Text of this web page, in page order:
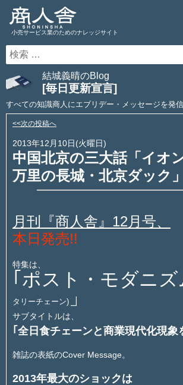
小売サービス業のためのナレッジサイト
結城義晴のBlog
[毎日更新宣言]
すべての知識商人にエブリデー・メッセージを発信
<<次の投稿へ
2013年12月10日(火曜日)
中国北京の三大話「イオ
万里の長城・北京ダック」
月刊『商人舎』12月号、
本日発売!!
特集は、
｢ポスト・モダニズ
タリーチェーン) 」
サブタイトルは、
｢全日食チェーンと商業現代化現象
雑誌の表紙のCover Message。
2013年最大のショックは